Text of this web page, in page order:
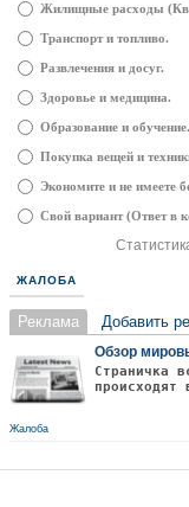
Жилищные расходы
Транспорт и топливо.
Развлечения и досуг.
Здоровье и медицина.
Образование и обучение.
Покупка вещей и
Экономите и не имеете
Свой вариант (Ответ в
ЖАЛОБА
Реклама Добавить
Обзор
Страничка
происходят
Жалоба